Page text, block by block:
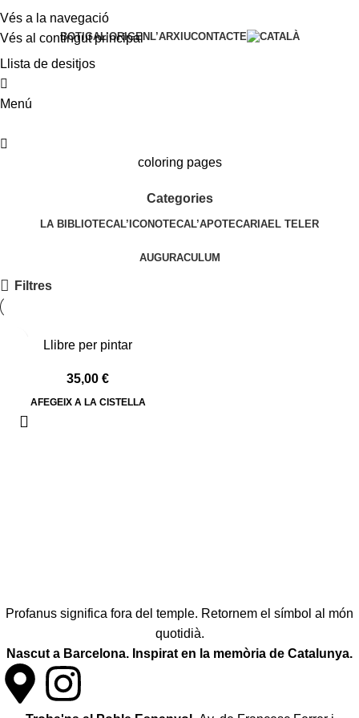
Vés a la navegació
Vés al contingut principal
BOTIGAL’ORIGEN L’ARXIUCONTACTE
Llista de desitjos
Menú
coloring pages
Categories
LA BIBLIOTECAL’ICONOTECAL’APOTECARIAEL TELER
AUGURACULUM
Filtres
Llibre per pintar
35,00 €
AFEGEIX A LA CISTELLA
Profanus significa fora del temple. Retornem el símbol al món
quotidià.
Nascut a Barcelona. Inspirat en la memòria de Catalunya.